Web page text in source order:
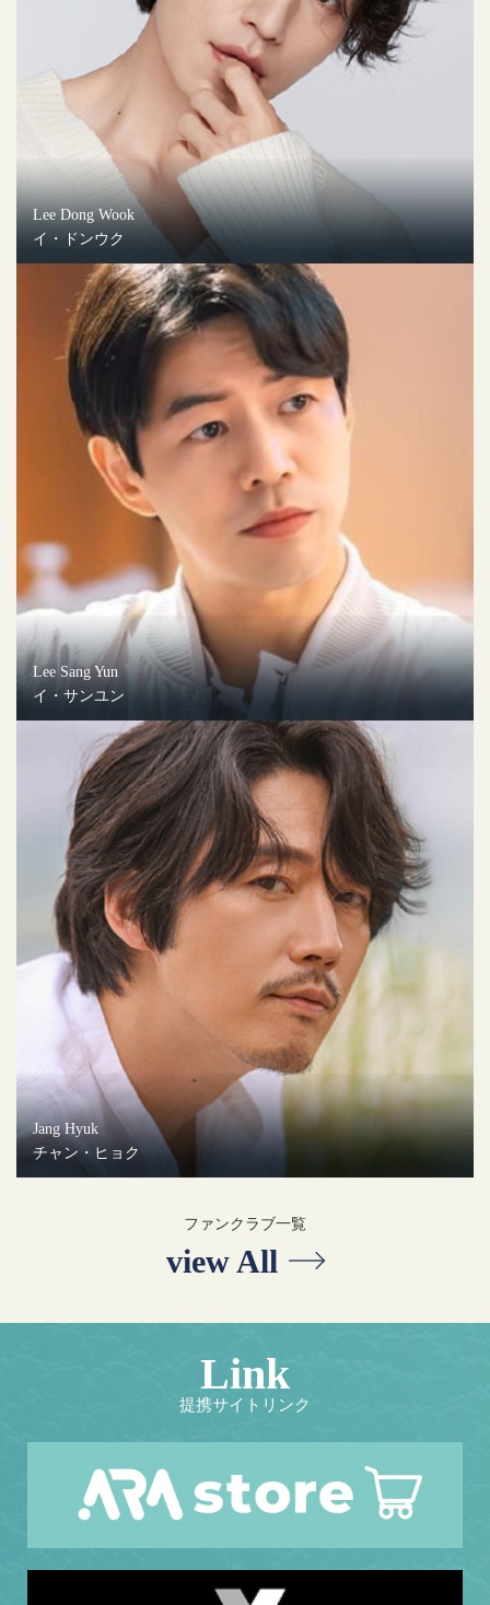
Lee Dong Wook
イ・ドンウク
Lee Sang Yun
イ・サンユン
Jang Hyuk
チャン・ヒョク
ファンクラブ一覧
view All
Link
提携サイトリンク